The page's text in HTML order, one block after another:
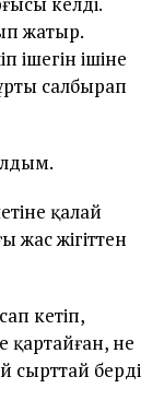
жатыр.
ішіне
салбырап
қалай
жас жігіттен
кетіп,
не
сырттай берді